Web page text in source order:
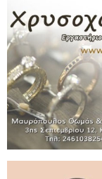
MENU